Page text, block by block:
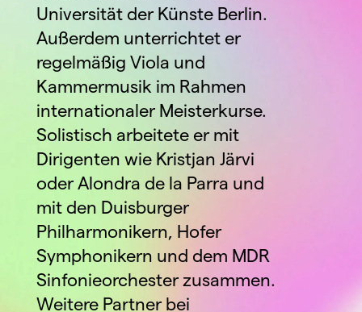
Universität der Künste Berlin.
Außerdem unterrichtet er
regelmäßig Viola und
Kammermusik im Rahmen
internationaler Meisterkurse.
Solistisch arbeitete er mit
Dirigenten wie Kristjan Järvi
oder Alondra de la Parra und
mit den Duisburger
Philharmonikern, Hofer
Symphonikern und dem MDR
Sinfonieorchester zusammen.
Weitere Partner bei